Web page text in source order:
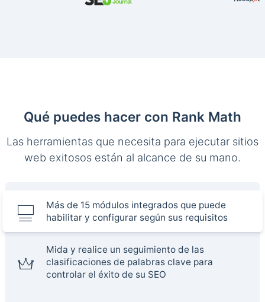
Qué puedes hacer con Rank Math
Las herramientas que necesita para ejecutar sitios
web exitosos están al alcance de su mano.
Más de 15 módulos integrados que puede
habilitar y configurar según sus requisitos
Mida y realice un seguimiento de las
clasificaciones de palabras clave para
controlar el éxito de su SEO